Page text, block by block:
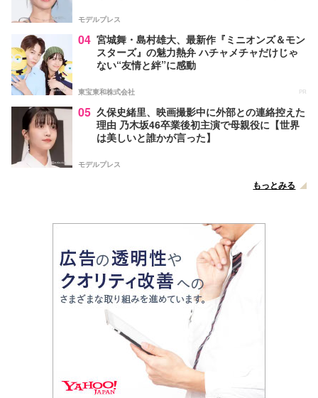
モデルプレス
04 宮城舞・島村雄大、最新作『ミニオンズ＆モン
スターズ』の魅力熱弁 ハチャメチャだけじゃ
ない“友情と絆”に感動
東宝東和株式会社 PR
05 久保史緒里、映画撮影中に外部との連絡控えた
理由 乃木坂46卒業後初主演で母親役に【世界
は美しいと誰かが言った】
モデルプレス
もっとみる